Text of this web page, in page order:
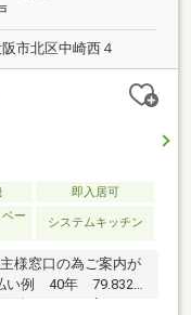
市北区中崎西４
即入居可
ー
システムキッチン
様窓口の為ご案内が
い例 40年 79.832